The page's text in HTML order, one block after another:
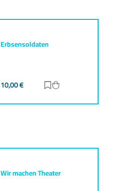
Erbsensoldaten
10,00€ Zur Merkliste
Wir machen Theater